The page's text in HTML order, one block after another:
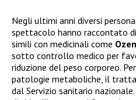
Negli ultimi anni diversi
spettacolo hanno raccontato
simili con medicinali come
sotto controllo medico per
riduzione del peso corporeo.
patologie metaboliche, il
dal Servizio sanitario